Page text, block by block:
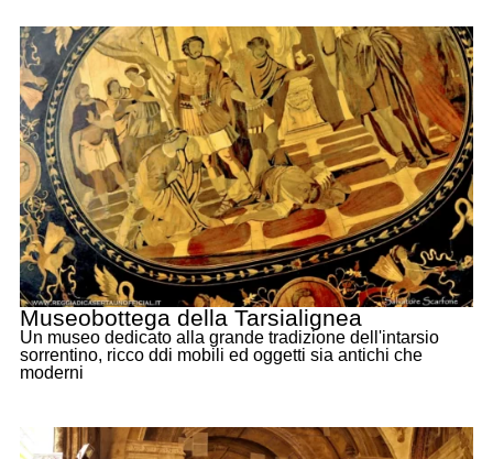
Museobottega della Tarsialignea
Un museo dedicato alla grande tradizione dell'intarsio
sorrentino, ricco ddi mobili ed oggetti sia antichi che
moderni